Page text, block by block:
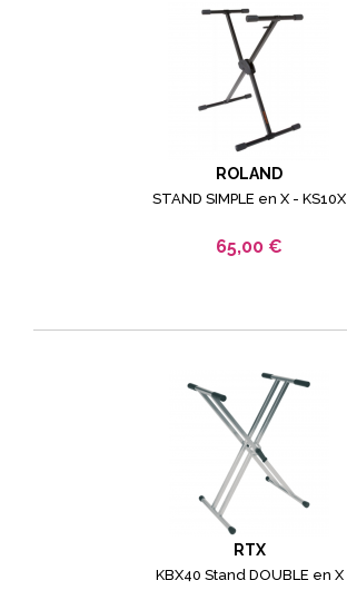
ROLAND
STAND SIMPLE en X - KS10X
65,00 €
RTX
KBX40 Stand DOUBLE en X